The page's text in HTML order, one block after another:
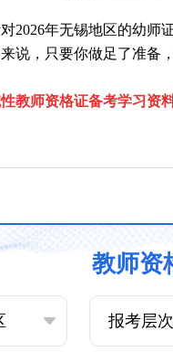
2026年无锡地区的幼师
说，只要你做足了准备
教师资格证备考学习资
教师资